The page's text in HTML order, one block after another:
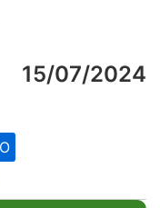
15/07/2024